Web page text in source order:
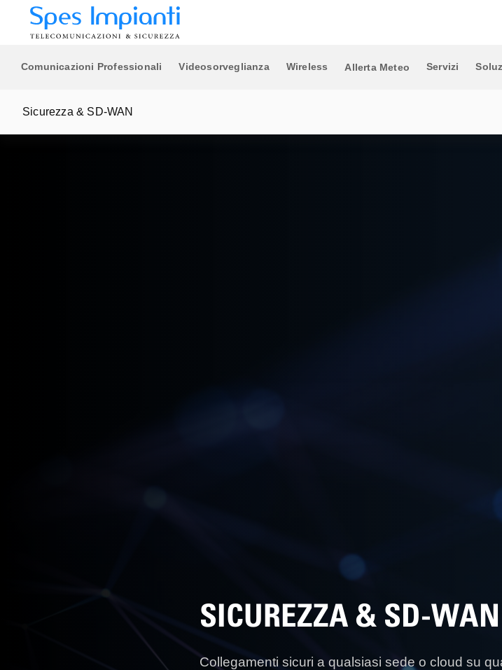
Comunicazioni Professionali Videosorveglianza
di gestione video.
Wireless Allerta Meteo Servizi
Sicurezza & SD-WAN
SICUREZZA & SD-WAN
Collegamenti sicuri a qualsiasi sede o cloud su